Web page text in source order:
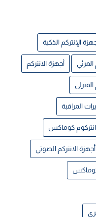
الإنتركم الذكية
المرئي أجهزة الانتركم
المراقبة
كوماكس
الانتركم الصوتي
كوماكس